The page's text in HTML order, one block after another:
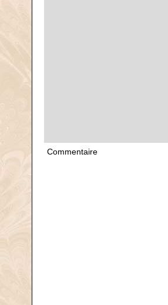
Commentaire